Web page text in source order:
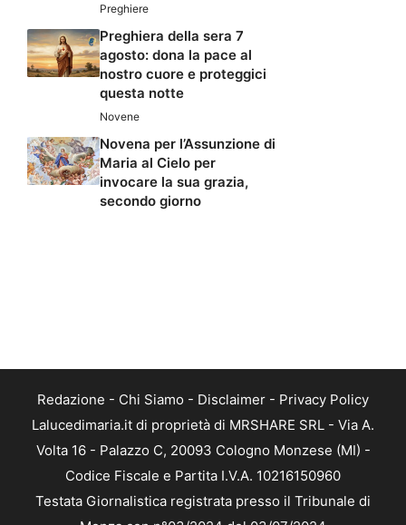
Preghiere
Preghiera della sera 7
agosto: dona la pace al
nostro cuore e proteggici
questa notte
Novene
Novena per l’Assunzione di
Maria al Cielo per
invocare la sua grazia,
secondo giorno
Redazione - Chi Siamo - Disclaimer - Privacy Policy
Lalucedimaria.it di proprietà di MRSHARE SRL - Via A.
Volta 16 - Palazzo C, 20093 Cologno Monzese (MI) -
Codice Fiscale e Partita I.V.A. 10216150960
Testata Giornalistica registrata presso il Tribunale di